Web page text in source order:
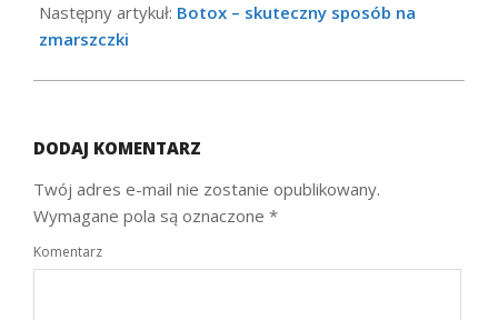
Następny artykuł: Botox – skuteczny sposób na
zmarszczki
DODAJ KOMENTARZ
Twój adres e-mail nie zostanie opublikowany.
Wymagane pola są oznaczone *
Komentarz